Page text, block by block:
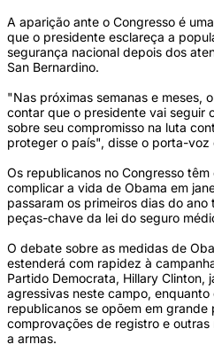
A aparição ante o Congresso é
que o presidente esclareça a
segurança nacional depois dos
San Bernardino.
"Nas próximas semanas e meses,
contar que o presidente vai seguir
sobre seu compromisso na luta
proteger o país", disse o porta-voz
Os republicanos no Congresso
complicar a vida de Obama em
passaram os primeiros dias do
peças-chave da lei do seguro
O debate sobre as medidas de
estenderá com rapidez à
Partido Democrata, Hillary Clinton,
agressivas neste campo, enquanto
republicanos se opõem em grande
comprovações de registro e
a armas.